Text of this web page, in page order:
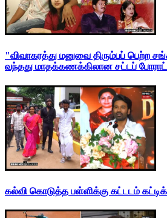
"விவாகரத்து மனுவை திரும்பப் பெற்ற
வந்தது மாதக்கணக்கிலான சட்டப்
கல்வி கொடுத்த பள்ளிக்கு கட்டடம்